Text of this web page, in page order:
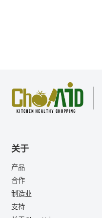
关于
产品
合作
制造业
支持